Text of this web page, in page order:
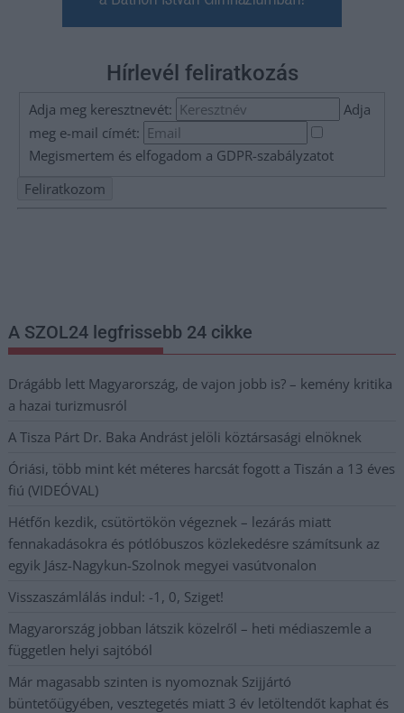
Hírlevél feliratkozás
Adja meg keresztnevét:
Adja
meg e-mail címét:
Megismertem és elfogadom a GDPR-szabályzatot
A SZOL24 legfrissebb 24 cikke
Drágább lett Magyarország, de vajon jobb is? – kemény kritika
a hazai turizmusról
A Tisza Párt Dr. Baka Andrást jelöli köztársasági elnöknek
Óriási, több mint két méteres harcsát fogott a Tiszán a 13 éves
fiú (VIDEÓVAL)
Hétfőn kezdik, csütörtökön végeznek – lezárás miatt
fennakadásokra és pótlóbuszos közlekedésre számítsunk az
egyik Jász-Nagykun-Szolnok megyei vasútvonalon
Visszaszámlálás indul: -1, 0, Sziget!
Magyarország jobban látszik közelről – heti médiaszemle a
független helyi sajtóból
Már magasabb szinten is nyomoznak Szijjártó
büntetőügyében, vesztegetés miatt 3 év letöltendőt kaphat és